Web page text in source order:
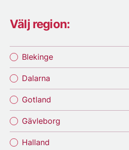
Välj region:
Blekinge
Dalarna
Gotland
Gävleborg
Halland